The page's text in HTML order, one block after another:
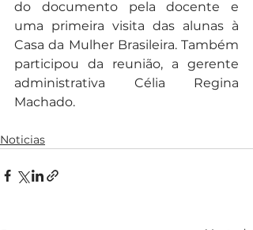
do documento pela docente e
uma primeira visita das alunas à
Casa da Mulher Brasileira. Também
participou da reunião, a gerente
administrativa Célia Regina
Machado.
Noticias